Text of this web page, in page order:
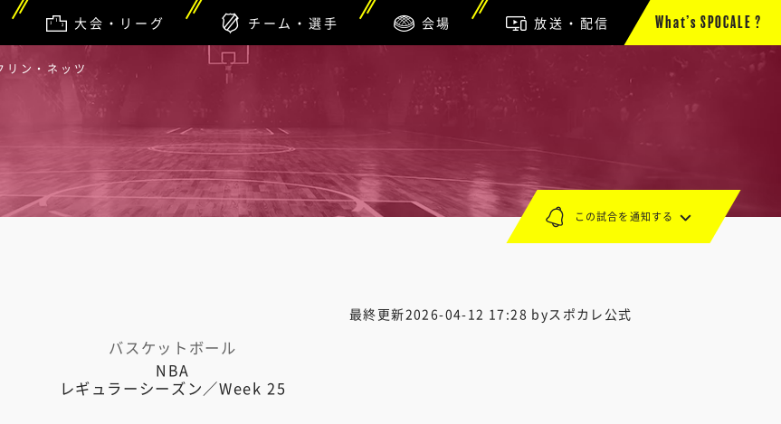
大会・リーグ チーム・選手 会場 放送・配信 What’s SPOCALE ?
ン・ネッツ
最終更新2026-04-12 17:28 byスポカレ公式
バスケットボール
NBA
レギュラーシーズン／Week 25
この試合を通知する